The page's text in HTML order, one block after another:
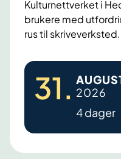
f
t
D
o
t
s
d
g
y
n
Kulturnettverket i
brukere med
rus til skriveverksted.
S
v
e
31. 2026
4 dager